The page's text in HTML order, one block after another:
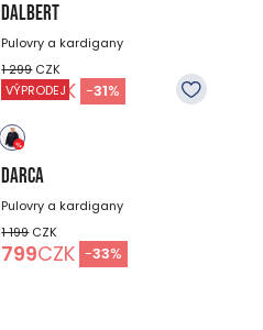
DALBERT
Pulovry a kardigany
1 299CZK
899CZK -31%
VÝPRODEJ
DARCA
Pulovry a kardigany
1 199CZK
799CZK -33%